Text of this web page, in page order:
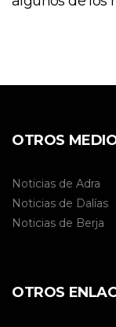
OTROS
Noticias de Adra
Noticias de Dalías
Noticias de Berja
OTROS